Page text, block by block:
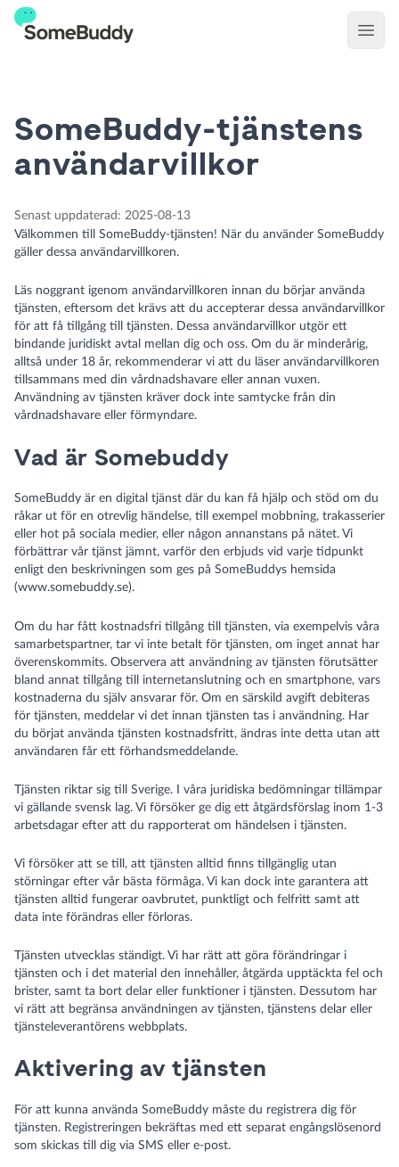
SomeBuddy-tjänstens
användarvillkor
Senast uppdaterad : 2025-08-13
Välkommen till SomeBuddy-tjänsten! När du använder SomeBuddy
gäller dessa användarvillkoren.
Läs noggrant igenom användarvillkoren innan du börjar använda
tjänsten, eftersom det krävs att du accepterar dessa användarvillkor
för att få tillgång till tjänsten. Dessa användarvillkor utgör ett
bindande juridiskt avtal mellan dig och oss. Om du är minderårig,
alltså under 18 år, rekommenderar vi att du läser användarvillkoren
tillsammans med din vårdnadshavare eller annan vuxen.
Användning av tjänsten kräver dock inte samtycke från din
vårdnadshavare eller förmyndare.
Vad är Somebuddy
SomeBuddy är en digital tjänst där du kan få hjälp och stöd om du
råkar ut för en otrevlig händelse, till exempel mobbning, trakasserier
eller hot på sociala medier, eller någon annanstans på nätet. Vi
förbättrar vår tjänst jämnt, varför den erbjuds vid varje tidpunkt
enligt den beskrivningen som ges på SomeBuddys hemsida
(www.somebuddy.se).
Om du har fått kostnadsfri tillgång till tjänsten, via exempelvis våra
samarbetspartner, tar vi inte betalt för tjänsten, om inget annat har
överenskommits. Observera att användning av tjänsten förutsätter
bland annat tillgång till internetanslutning och en smartphone, vars
kostnaderna du själv ansvarar för. Om en särskild avgift debiteras
för tjänsten, meddelar vi det innan tjänsten tas i användning. Har
du börjat använda tjänsten kostnadsfritt, ändras inte detta utan att
användaren får ett förhandsmeddelande.
Tjänsten riktar sig till Sverige. I våra juridiska bedömningar tillämpar
vi gällande svensk lag. Vi försöker ge dig ett åtgärdsförslag inom 1-3
arbetsdagar efter att du rapporterat om händelsen i tjänsten.
Vi försöker att se till, att tjänsten alltid finns tillgänglig utan
störningar efter vår bästa förmåga. Vi kan dock inte garantera att
tjänsten alltid fungerar oavbrutet, punktligt och felfritt samt att
data inte förändras eller förloras.
Tjänsten utvecklas ständigt. Vi har rätt att göra förändringar i
tjänsten och i det material den innehåller, åtgärda upptäckta fel och
brister, samt ta bort delar eller funktioner i tjänsten. Dessutom har
vi rätt att begränsa användningen av tjänsten, tjänstens delar eller
tjänsteleverantörens webbplats.
Aktivering av tjänsten
För att kunna använda SomeBuddy måste du registrera dig för
tjänsten. Registreringen bekräftas med ett separat engångslösenord
som skickas till dig via SMS eller e-post.